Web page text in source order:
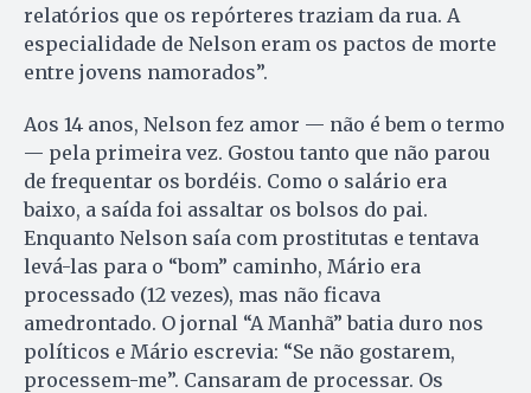
relatórios que os repórteres traziam da rua. A
especialidade de Nelson eram os pactos de morte
entre jovens namorados”.
Aos 14 anos, Nelson fez amor — não é bem o termo
— pela primeira vez. Gostou tanto que não parou
de frequentar os bordéis. Como o salário era
baixo, a saída foi assaltar os bolsos do pai.
Enquanto Nelson saía com prostitutas e tentava
levá-las para o “bom” caminho, Mário era
processado (12 vezes), mas não ficava
amedrontado. O jornal “A Manhã” batia duro nos
políticos e Mário escrevia: “Se não gostarem,
processem-me”. Cansaram de processar. Os